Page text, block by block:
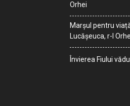
Orhei
Marșul pentru
Lucășeuca, r-l
Învierea Fiului